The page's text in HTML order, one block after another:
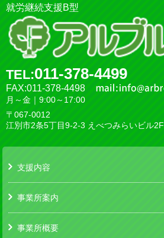
就労継続支援B型
TEL:011-378-4499
FAX:011-378-4498
月～金｜9:00～17:00
〒067-0012
江別市2条5丁目9-2-3 えべつみらいビル2F
支援内容
事業所案内
事業所概要